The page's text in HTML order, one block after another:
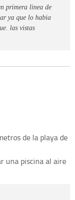
primera linea de
ya que lo habia
las vistas
de la playa de
una piscina al aire